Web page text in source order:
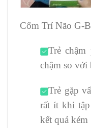
Cốm Trí Não G-
Trẻ
chậm so với
Trẻ gặp
rất ít khi
kết quả kém